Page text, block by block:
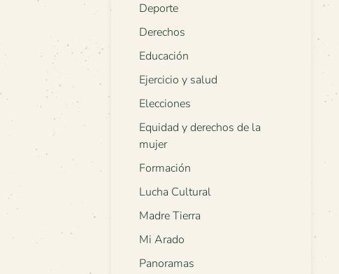
Deporte
Derechos
Educación
Ejercicio y salud
Elecciones
Equidad y derechos de la
mujer
Formación
Lucha Cultural
Madre Tierra
Mi Arado
Panoramas